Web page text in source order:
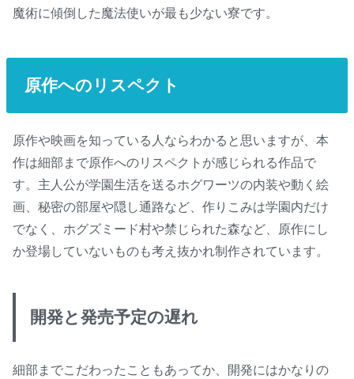
魔術に傾倒した魔法使いが最も少ない寮です。
原作へのリスペクト
原作や映画を知っている人ならわかると思いますが、本
作は細部まで原作へのリスペクトが感じられる作品で
す。主人公が学園生活を送るホグワーツの内装や動く絵
画、秘密の部屋や隠し通路など、作りこみは学園内だけ
でなく、ホグズミード村や禁じられた森など、原作にし
か登場していないものも考え抜かれ制作されています。
開発と発売予定の遅れ
細部までこだわったこともあってか、開発にはかなりの